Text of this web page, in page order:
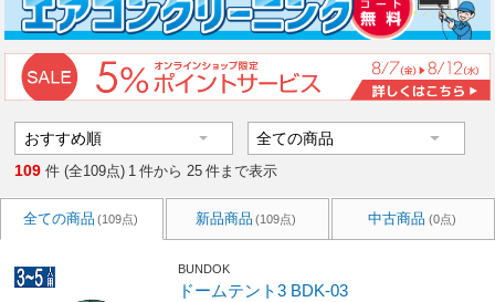
109 件 (全109点) 1 件から 25 件まで表示
全ての商品 (109点) 新品商品 (109点) 中古商品 (0点)
BUNDOK
ドームテント3 BDK-03